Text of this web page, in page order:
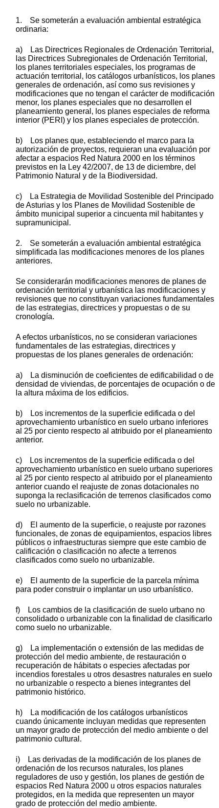
1. Se someterán a evaluación ambiental estratégica
ordinaria:
a) Las Directrices Regionales de Ordenación Territorial,
las Directrices Subregionales de Ordenación Territorial,
los planes territoriales especiales, los programas de
actuación territorial, los catálogos urbanísticos, los planes
generales de ordenación, así como sus revisiones y
modificaciones que no tengan el carácter de modificación
menor, los planes especiales que no desarrollen el
planeamiento general, los planes especiales de reforma
interior (PERI) y los planes especiales de protección.
b) Los planes que, estableciendo el marco para la
autorización de proyectos, requieran una evaluación por
afectar a espacios Red Natura 2000 en los términos
previstos en la Ley 42/2007, de 13 de diciembre, del
Patrimonio Natural y de la Biodiversidad.
c) La Estrategia de Movilidad Sostenible del Principado
de Asturias y los Planes de Movilidad Sostenible de
ámbito municipal superior a cincuenta mil habitantes y
supramunicipal.
2. Se someterán a evaluación ambiental estratégica
simplificada las modificaciones menores de los planes
anteriores.
Se considerarán modificaciones menores de planes de
ordenación territorial y urbanística las modificaciones y
revisiones que no constituyan variaciones fundamentales
de las estrategias, directrices y propuestas o de su
cronología.
A efectos urbanísticos, no se consideran variaciones
fundamentales de las estrategias, directrices y
propuestas de los planes generales de ordenación:
a) La disminución de coeficientes de edificabilidad o de
densidad de viviendas, de porcentajes de ocupación o de
la altura máxima de los edificios.
b) Los incrementos de la superficie edificada o del
aprovechamiento urbanístico en suelo urbano inferiores
al 25 por ciento respecto al atribuido por el planeamiento
anterior.
c) Los incrementos de la superficie edificada o del
aprovechamiento urbanístico en suelo urbano superiores
al 25 por ciento respecto al atribuido por el planeamiento
anterior cuando el reajuste de zonas dotacionales no
suponga la reclasificación de terrenos clasificados como
suelo no urbanizable.
d) El aumento de la superficie, o reajuste por razones
funcionales, de zonas de equipamientos, espacios libres
públicos o infraestructuras siempre que este cambio de
calificación o clasificación no afecte a terrenos
clasificados como suelo no urbanizable.
e) El aumento de la superficie de la parcela mínima
para poder construir o implantar un uso urbanístico.
f) Los cambios de la clasificación de suelo urbano no
consolidado o urbanizable con la finalidad de clasificarlo
como suelo no urbanizable.
g) La implementación o extensión de las medidas de
protección del medio ambiente, de restauración o
recuperación de hábitats o especies afectadas por
incendios forestales u otros desastres naturales en suelo
no urbanizable o respecto a bienes integrantes del
patrimonio histórico.
h) La modificación de los catálogos urbanísticos
cuando únicamente incluyan medidas que representen
un mayor grado de protección del medio ambiente o del
patrimonio cultural.
i) Las derivadas de la modificación de los planes de
ordenación de los recursos naturales, los planes
reguladores de uso y gestión, los planes de gestión de
espacios Red Natura 2000 u otros espacios naturales
protegidos, en la medida que representen un mayor
grado de protección del medio ambiente.